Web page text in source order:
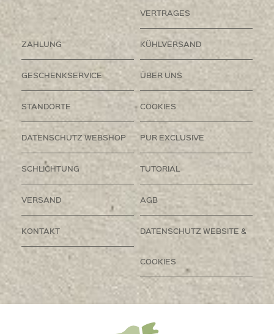
VERTRAGES
ZAHLUNG KÜHLVERSAND
GESCHENKSERVICE ÜBER UNS
STANDORTE COOKIES
DATENSCHUTZ WEBSHOP PUR EXCLUSIVE
SCHLICHTUNG TUTORIAL
VERSAND AGB
KONTAKT DATENSCHUTZ WEBSITE &
COOKIES